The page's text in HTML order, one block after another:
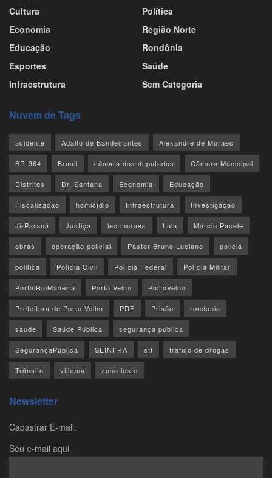
Cultura
Economia
Educação
Esportes
Infraestrutura
Política
Região Norte
Rondônia
Saúde
Sem Categoria
Nuvem de Tags
acidente Adalto de Bandeirantes Alexandre de Moraes
BR-364 Brasil câmara dos deputados Câmara Municipal
Distritos Dr. Santana Economia Educação
Fiscalização homicídio Infraestrutura Investigação
Ji-Paraná Justiça leo moraes Lula Márcio Pacele
obras operação policial Pastor Bruno Luciano policia
politica Polícia Civil Polícia Federal Polícia Militar
PortalRioMadeira Porto Velho PortoVelho
Prefeitura de Porto Velho PRF Prisão rondonia
saude Saúde Pública segurança pública
SegurançaPública SEINFRA stf tráfico de drogas
Trânsito vilhena zona leste
Newsletter
Cadastrar E-mail:
Seu e-mail aqui